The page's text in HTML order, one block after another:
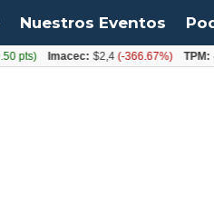
Nuestros Eventos
Imacec: $2,4(-366.67%) TPM: 4.50%